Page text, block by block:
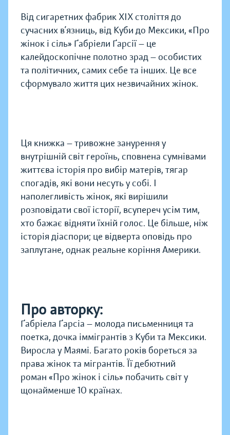
Від сигаретних фабрик XIX століття до
сучасних в’язниць, від Куби до Мексики, «Про
жінок і сіль» Ґабріели Ґарсії — це
калейдоскопічне полотно зрад — особистих
та політичних, самих себе та інших. Це все
сформувало життя цих незвичайних жінок.
Ця книжка — тривожне занурення у
внутрішній світ героїнь, сповнена сумнівами
життєва історія про вибір матерів, тягар
спогадів, які вони несуть у собі. І
наполегливість жінок, які вирішили
розповідати свої історії, всупереч усім тим,
хто бажає відняти їхній голос. Це більше, ніж
історія діаспори; це відверта оповідь про
заплутане, однак реальне коріння Америки.
Про авторку:
Ґабріела Ґарсіа — молода письменниця та
поетка, дочка іммігрантів з Куби та Мексики.
Виросла у Маямі. Багато років бореться за
права жінок та мігрантів. Її дебютний
роман «Про жінок і сіль» побачить світ у
щонайменше 10 країнах.